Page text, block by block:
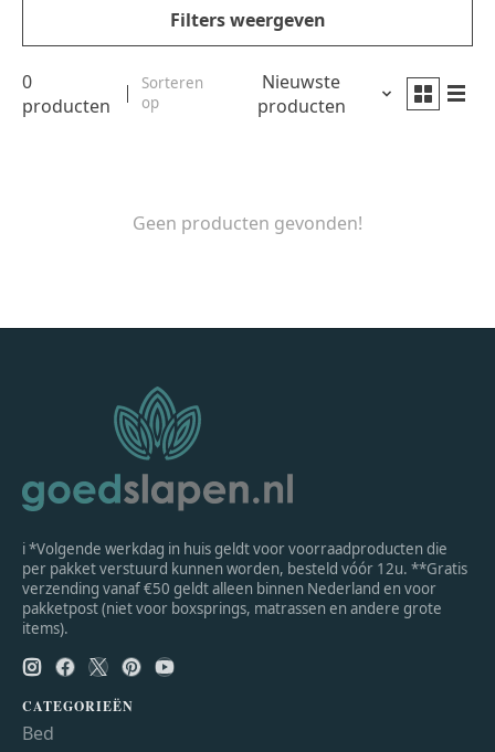
Filters weergeven
0
producten
Sorteren
op
Nieuwste
producten
Geen producten gevonden!
ℹ *Volgende werkdag in huis geldt voor voorraadproducten die
per pakket verstuurd kunnen worden, besteld vóór 12u. **Gratis
verzending vanaf €50 geldt alleen binnen Nederland en voor
pakketpost (niet voor boxsprings, matrassen en andere grote
items).
CATEGORIEËN
Bed